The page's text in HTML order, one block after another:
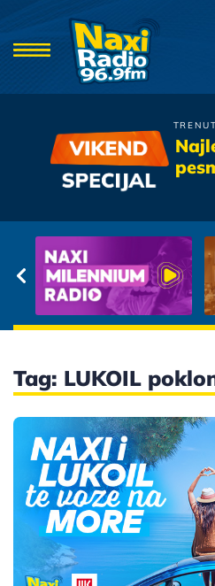
Tag: LUKOIL